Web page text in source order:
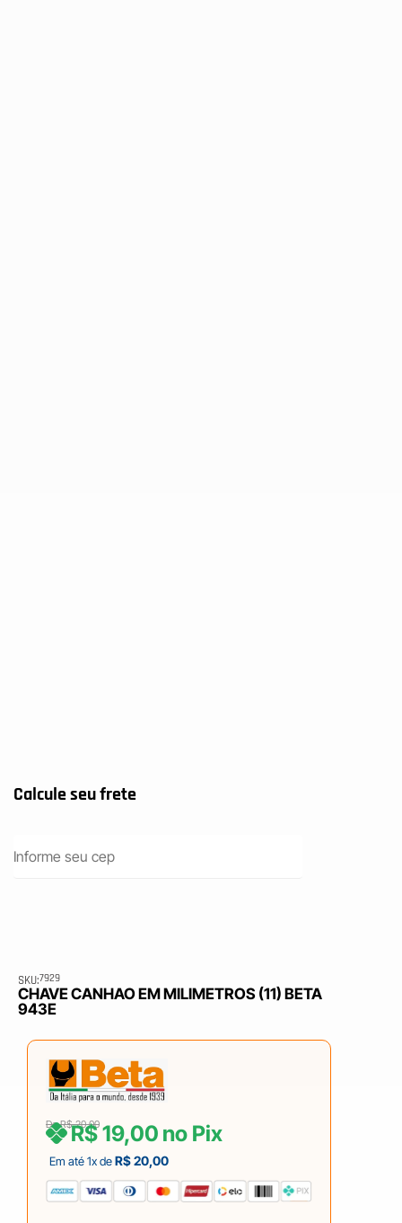
SKU:7929
CHAVE CANHAO EM MILIMETROS (11) BETA
943E
DeR$20,00
Em até 1x deR$20,00
R$19,00 no Pix